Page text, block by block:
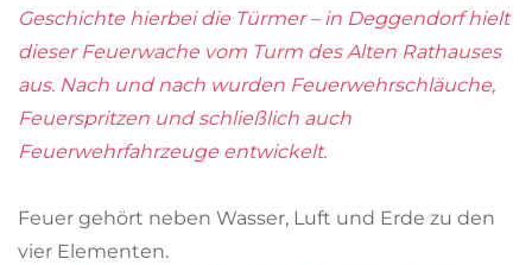
Geschichte hierbei die Türmer – in Deggendorf hielt
dieser Feuerwache vom Turm des Alten Rathauses
aus. Nach und nach wurden Feuerwehrschläuche,
Feuerspritzen und schließlich auch
Feuerwehrfahrzeuge entwickelt.
Feuer gehört neben Wasser, Luft und Erde zu den
vier Elementen.